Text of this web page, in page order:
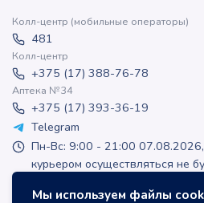
Мы используем файлы
Колл-центр (мобильные операторы)
481
Колл-центр
+375 (17) 388-76-78
Аптека №34
+375 (17) 393-36-19
Telegram
Пн-Вс: 9:00 - 21:00
курьером осуществляться не